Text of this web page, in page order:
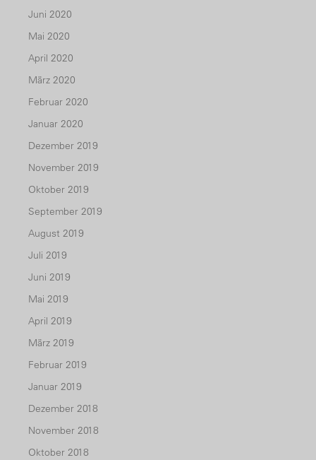
Juni 2020
Mai 2020
April 2020
März 2020
Februar 2020
Januar 2020
Dezember 2019
November 2019
Oktober 2019
September 2019
August 2019
Juli 2019
Juni 2019
Mai 2019
April 2019
März 2019
Februar 2019
Januar 2019
Dezember 2018
November 2018
Oktober 2018